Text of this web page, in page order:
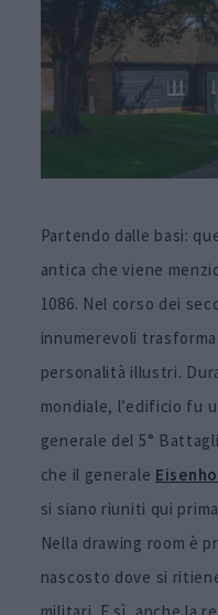
Partendo dalle basi:
antica che viene
1086. Nel corso dei
innumerevoli
personalità illustri.
mondiale, l’edificio fu
generale del 5°
che il generale
si siano riuniti qui
Nella drawing room è
nascosto dove si